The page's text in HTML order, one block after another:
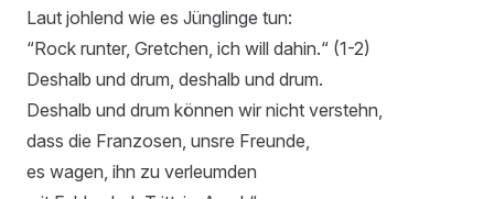
Laut johlend wie es Jünglinge tun:
“Rock runter, Gretchen, ich will dahin.“ (1-2)
Deshalb und drum, deshalb und drum.
Deshalb und drum können wir nicht verstehn,
dass die Franzosen, unsre Freunde,
es wagen, ihn zu verleumden